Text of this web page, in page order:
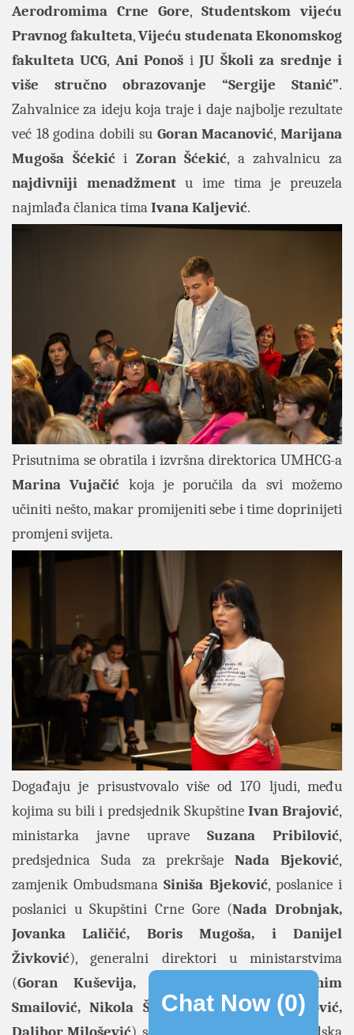
Aerodromima Crne Gore, Studentskom vijeću
Pravnog fakulteta,Vijeću studenata Ekonomskog
fakulteta UCG, Ani Ponoš iJU Školi za srednje i
više stručno obrazovanje “Sergije Stanić”.
Zahvalnice za ideju koja traje i daje najbolje rezultate
već 18 godina dobili su Goran Macanović,Marijana
Mugoša Šćekići Zoran Šćekić, a zahvalnicu za
najdivniji menadžmentu ime tima je preuzela
najmlađa članica timaIvana Kaljević.
Prisutnima se obratila i izvršna direktorica UMHCG-a
Marina Vujačić koja je poručila da svi možemo
učiniti nešto, makar promijeniti sebe i time doprinijeti
promjeni svijeta.
Događaju je prisustvovalo više od 170 ljudi, među
kojima su bili i predsjednik Skupštine Ivan Brajović,
ministarka javne uprave Suzana Pribilović,
predsjednica Suda za prekršajeNada Bjeković,
zamjenik OmbudsmanaSiniša Bjeković, poslanice i
poslanici u Skupštini Crne Gore (Nada Drobnjak,
Jovanka Laličić, Boris Mugoša, i Danijel
Živković), generalni direktori u ministarstvima
(Goran Kuševija, Zoran Ratković, Ibrahim
Smailović, Nikola Šaranović, Milanka Baković,
Chat Now (0)